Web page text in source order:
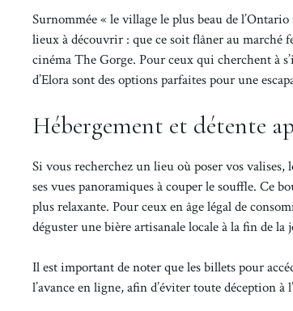
Surnommée « le village le plus beau de
lieux à découvrir : que ce soit flâner au marché
cinéma The Gorge. Pour ceux qui cherchent à
d’Elora sont des options parfaites pour une
Hébergement et détente
Si vous recherchez un lieu où poser vos valises,
ses vues panoramiques à couper le souffle. Ce
plus relaxante. Pour ceux en âge légal de
déguster une bière artisanale locale à la fin de la
Il est important de noter que les billets pour
l’avance en ligne, afin d’éviter toute déception à